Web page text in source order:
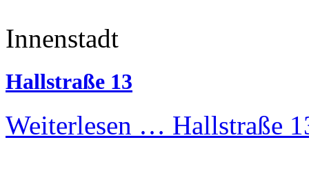
Innenstadt
Hallstraße 13
Weiterlesen … Hallstraße